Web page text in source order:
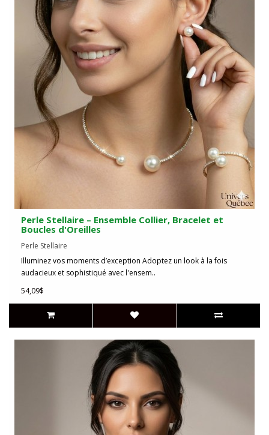
Perle Stellaire – Ensemble Collier, Bracelet et
Boucles d'Oreilles
Perle Stellaire
Illuminez vos moments d’exception Adoptez un look à la fois
audacieux et sophistiqué avec l'ensem..
54,09$